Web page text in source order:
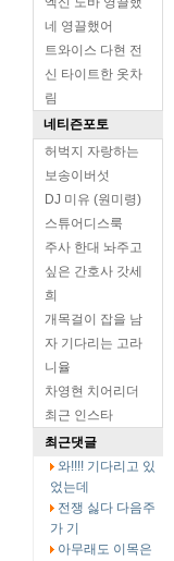
네 영끌했어
트와이스 다현 전
신 타이트한 옷차
림
네티즌포토
허벅지 자랑하는
보송이버섯
DJ 미유 (원미령)
스튜어디스룩
주사 한대 놔주고
싶은 간호사 갓세
희
개목걸이 잡을 남
자 기다리는 고라
니율
차영현 치어리더
최근 인스타
최근댓글
와!!!! 기다리고 있
었는데
전쟁 싫다 다음주
가 기
아무래도 이목은